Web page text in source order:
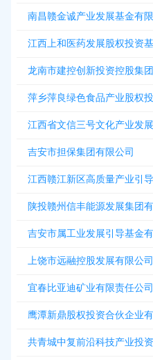
南昌赣金诚产业发展基金有
江西上和医药发展股权投资
龙南市建控创新投资控股集
萍乡萍良绿色食品产业股权
吉安市担保集团有限公司
江西赣江新区高质量产业引
陕投赣州信丰能源发展集团
吉安市属工业发展引导基金
上饶市远融控股发展有限公司
宜春比亚迪矿业有限责任公司
鹰潭新鼎股权投资合伙企业
共青城中复前沿科技产业投